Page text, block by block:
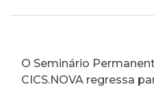
O Seminário
CICS.NOVA regressa